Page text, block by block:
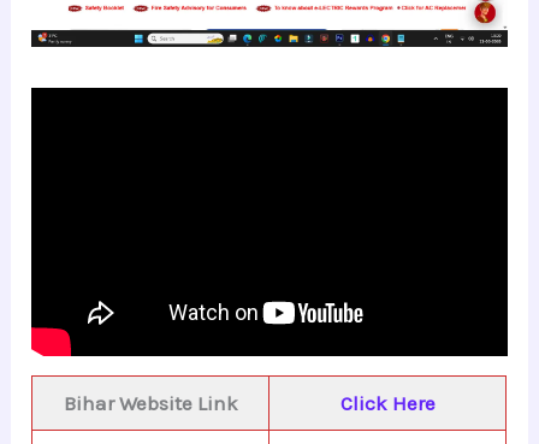
Bihar Website Link Click Here